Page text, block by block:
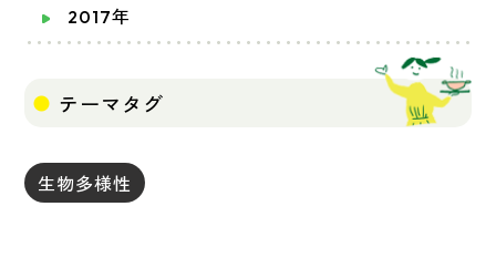
2017年
テーマタグ
生物多様性